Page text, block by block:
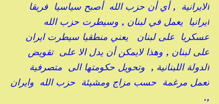
الايرانية , أي أن حزب الله أصبح سياسيا فريقا
ايرانيا يعمل في لبنان , وسيطرت حزب الله
عسكريا على لبنان يعني منطقيا سيطرت ايران
على لبنان , وهذا لايمكن أن يدل الا على تقويض
الدولة اللبنانية , وتحويل حكومتها الى متصرفية
تعمل مرغمة حسب مزاج ومشيئة حزب الله وايران
,.